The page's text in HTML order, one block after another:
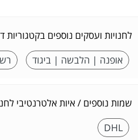
לחנויות ועסקים נוספים בקטגוריות
אופנה | הלבשה | ביגוד
שמות נוספים / איות אלטרנטיבי
DHL